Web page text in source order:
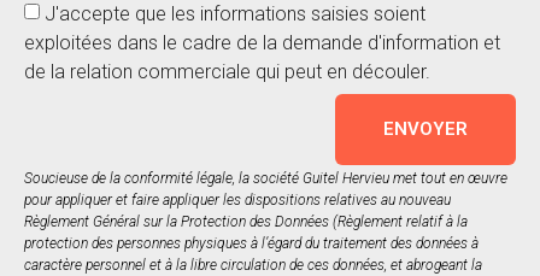
J'accepte que les informations saisies soient
exploitées dans le cadre de la demande d'information et
de la relation commerciale qui peut en découler.
ENVOYER
Soucieuse de la conformité légale, la société Guitel Hervieu met tout en œuvre
pour appliquer et faire appliquer les dispositions relatives au nouveau
Règlement Général sur la Protection des Données (Règlement relatif à la
protection des personnes physiques à l’égard du traitement des données à
caractère personnel et à la libre circulation de ces données, et abrogeant la